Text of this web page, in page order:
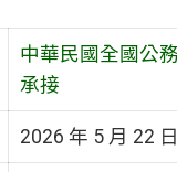
中華民國全國公
承接
2026 年 5 月 22 日